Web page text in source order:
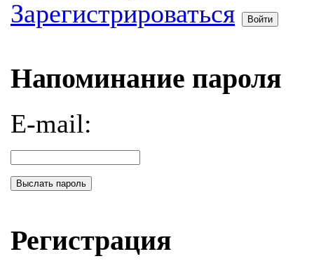
Зарегистрироваться
Войти
Напоминание пароля
E-mail:
Выслать пароль
Регистрация